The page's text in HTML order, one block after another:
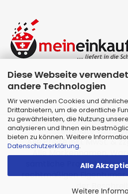
Diese Webseite
andere Technologien
Wir verwenden Cookies und
Drittanbietern, um die ordentliche
zu gewährleisten, die Nutzung
analysieren und Ihnen ein
bieten zu können. Weitere
Datenschutzerklärung.
Alle
Weitere
Webshop erstellenmit
Template von
Alle Preise inkl. MwSt. &
Alle Markennamen,
sämtliche Produktbilder
rechtmäßigen Eigentümer
der